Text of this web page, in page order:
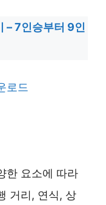
– 7인승부터 9인
로드
한 요소에 따라
거리, 연식, 상